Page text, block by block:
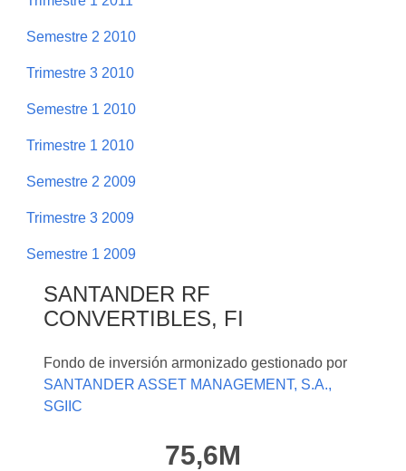
Semestre 2 2010
Trimestre 3 2010
Semestre 1 2010
Trimestre 1 2010
Semestre 2 2009
Trimestre 3 2009
Semestre 1 2009
SANTANDER RF
CONVERTIBLES, FI
Fondo de inversión armonizado gestionado por
SANTANDER ASSET MANAGEMENT, S.A.,
SGIIC
75,6M